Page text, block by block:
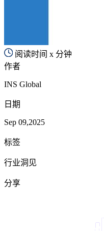
阅读时间 x 分钟
作者
INS Global
日期
Sep 09,2025
标签
行业洞见
分享